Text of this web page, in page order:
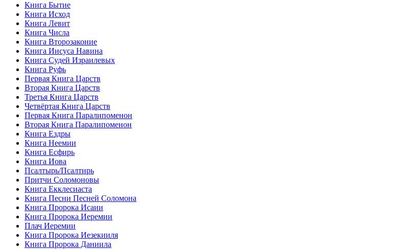
Книга Бытие
Книга Исход
Книга Левит
Книга Числа
Книга Второзаконие
Книга Иисуса Навина
Книга Судей Израилевых
Книга Руфь
Первая Книга Царств
Вторая Книга Царств
Третья Книга Царств
Четвёртая Книга Царств
Первая Книга Паралипоменон
Вторая Книга Паралипоменон
Книга Ездры
Книга Неемии
Книга Есфирь
Книга Иова
Псалтырь/Псалтирь
Притчи Соломоновы
Книга Екклесиаста
Книга Песни Песней Соломона
Книга Пророка Исаии
Книга Пророка Иеремии
Плач Иеремии
Книга Пророка Иезекииля
Книга Пророка Даниила